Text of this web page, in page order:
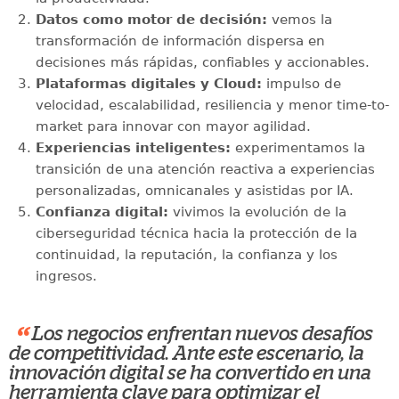
Datos como motor de decisión: vemos la
transformación de información dispersa en
decisiones más rápidas, confiables y accionables.
Plataformas digitales y Cloud: impulso de
velocidad, escalabilidad, resiliencia y menor time-to-
market para innovar con mayor agilidad.
Experiencias inteligentes: experimentamos la
transición de una atención reactiva a experiencias
personalizadas, omnicanales y asistidas por IA.
Confianza digital: vivimos la evolución de la
ciberseguridad técnica hacia la protección de la
continuidad, la reputación, la confianza y los
ingresos.
“ Los negocios enfrentan nuevos desafíos
de competitividad. Ante este escenario, la
innovación digital se ha convertido en una
herramienta clave para optimizar el